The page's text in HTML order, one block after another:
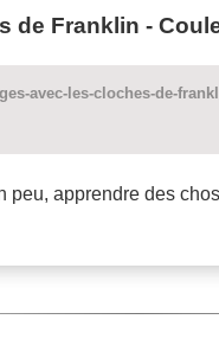
de Franklin -
avec-les-cloches-de-
apprendre des